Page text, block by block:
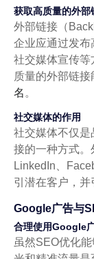
获取高质量的外部
外部链接（
企业应通过发布
社交媒体宣传等
质量的外部链
名 。
社交媒体的作用
社交媒体不仅
接的一种方式。
LinkedIn、
引潜在客户，并
Google广告与
合理使用Google
虽然SEO优化